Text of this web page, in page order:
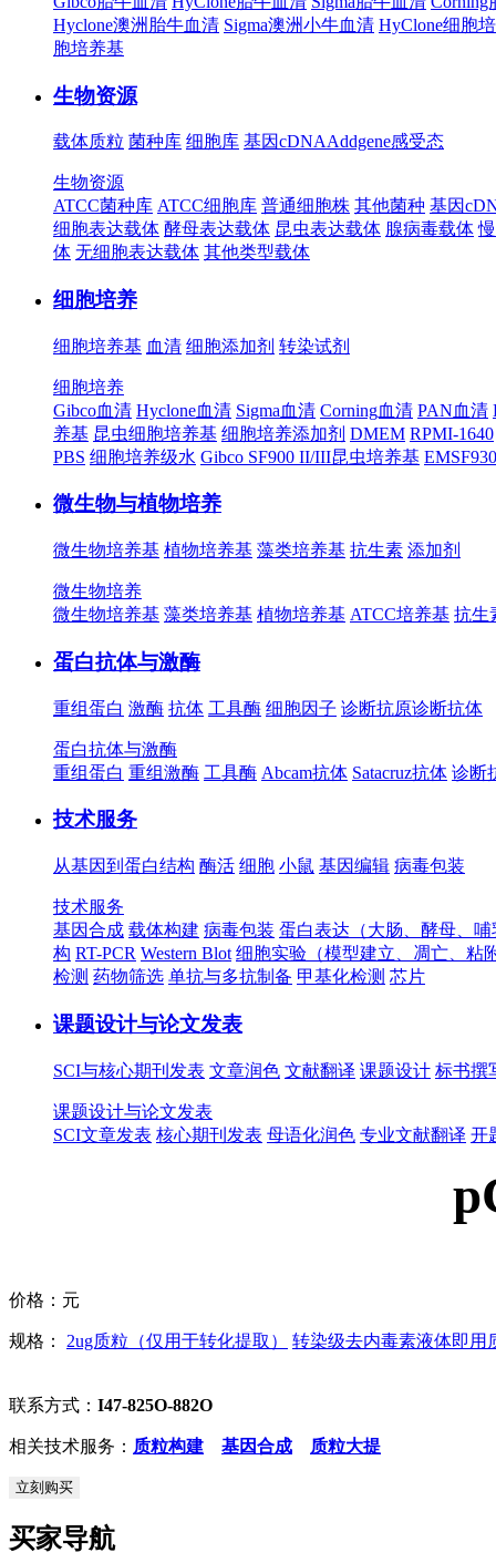
Hyclone澳洲胎牛血清 Sigma澳洲小牛血清 HyClone细胞
胞培养基
生物资源
载体质粒 菌种库 细胞库 基因cDNAAddgene感受态
生物资源
ATCC菌种库 ATCC细胞库 普通细胞株 其他菌种 基因
细胞表达载体 酵母表达载体 昆虫表达载体 腺病毒载体
体 无细胞表达载体 其他类型载体
细胞培养
细胞培养基 血清 细胞添加剂 转染试剂
细胞培养
Gibco血清 Hyclone血清 Sigma血清 Corning血清 PAN血清
养基 昆虫细胞培养基 细胞培养添加剂 DMEM RPMI-1640
PBS 细胞培养级水 Gibco SF900 II/III昆虫培养基
微生物与植物培养
微生物培养基 植物培养基 藻类培养基 抗生素 添加剂
微生物培养
微生物培养基 藻类培养基 植物培养基 ATCC培养基 抗生
蛋白抗体与激酶
重组蛋白 激酶 抗体 工具酶 细胞因子 诊断抗原诊断抗体
蛋白抗体与激酶
重组蛋白 重组激酶 工具酶 Abcam抗体 Satacruz抗体 诊断
技术服务
从基因到蛋白结构 酶活 细胞 小鼠 基因编辑 病毒包装
技术服务
基因合成 载体构建 病毒包装 蛋白表达（大肠、酵母、
构 RT-PCR Western Blot 细胞实验（模型建立、凋亡、粘
检测 药物筛选 单抗与多抗制备 甲基化检测 芯片
课题设计与论文发表
SCI与核心期刊发表 文章润色 文献翻译 课题设计 标书撰
课题设计与论文发表
SCI文章发表 核心期刊发表 母语化润色 专业文献翻译 开
价格： 元
规格： 2ug质粒（仅用于转化提取） 转染级去内毒素液体即用
联系方式： I47-825O-882O
相关技术服务： 质粒构建 基因合成 质粒大提
立刻购买
买家导航